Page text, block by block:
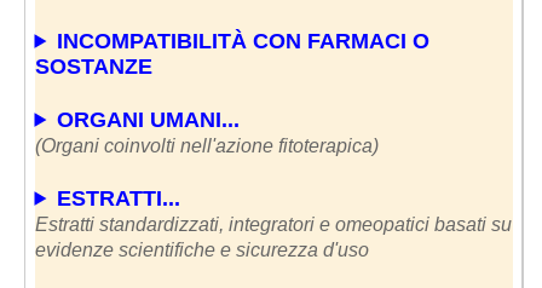
INCOMPATIBILITÀ CON FARMACI O
SOSTANZE
ORGANI UMANI...
(Organi coinvolti nell'azione fitoterapica)
ESTRATTI...
Estratti standardizzati, integratori e omeopatici basati su
evidenze scientifiche e sicurezza d'uso